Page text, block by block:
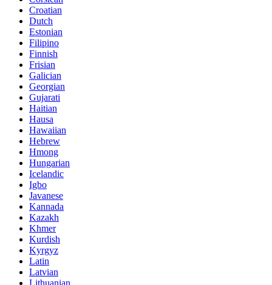
Croatian
Dutch
Estonian
Filipino
Finnish
Frisian
Galician
Georgian
Gujarati
Haitian
Hausa
Hawaiian
Hebrew
Hmong
Hungarian
Icelandic
Igbo
Javanese
Kannada
Kazakh
Khmer
Kurdish
Kyrgyz
Latin
Latvian